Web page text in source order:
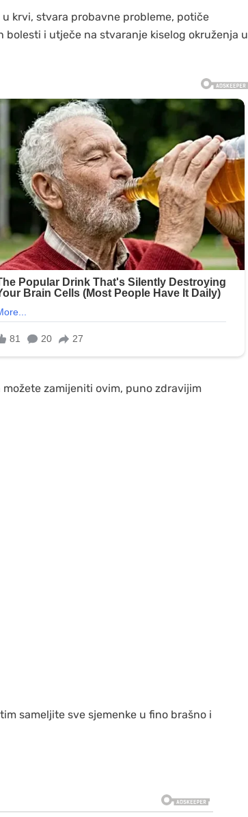
krvi, stvara probavne probleme, potiče
i utječe na stvaranje kiselog okruženja u
zamijeniti ovim, puno zdravijim
sameljite sve sjemenke u fino brašno i